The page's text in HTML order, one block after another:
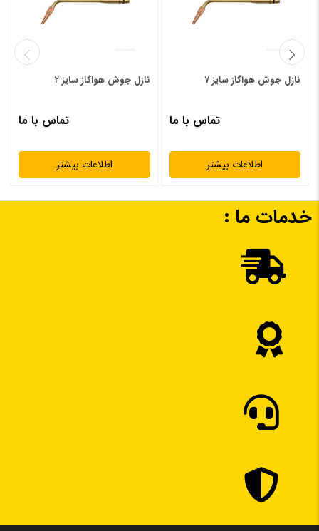
دیدگاه شما
نام*
ایمیل*
ذخیره نام، ایمیل و وبسایت من در مرورگر برای زمانی که دوباره
×
نازل جوش هواگاز سایز ۷
تماس با ما
اطلاعات بیشتر
نازل جوش هواگاز سایز ۲
تماس با ما
اطلاعات بیشتر
خدمات ما :